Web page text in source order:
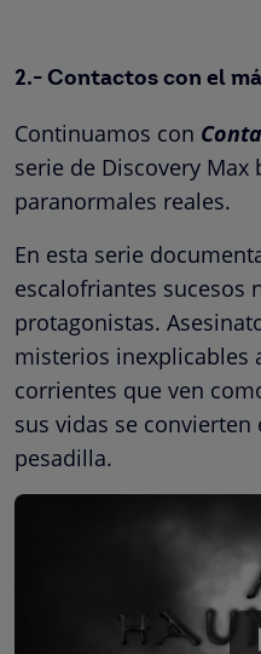
2.- Contactos con el
Continuamos con
serie de Discovery Max
paranormales reales.
En esta serie
escalofriantes sucesos
protagonistas.
misterios inexplicables
corrientes que ven
sus vidas se
pesadilla.